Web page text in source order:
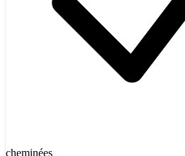
cheminées